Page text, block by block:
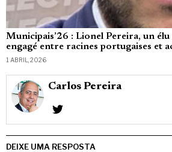
Municipais’26 : Lionel Pereira, un
engagé entre racines portugaises et
1 ABRIL, 2026
Carlos Pereira
DEIXE UMA RESPOSTA